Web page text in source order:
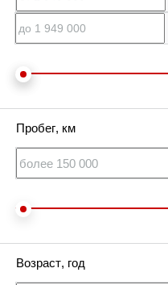
Пробег, км
Возраст, год